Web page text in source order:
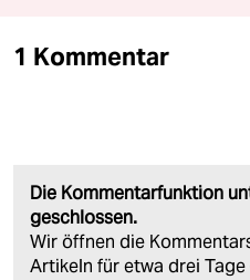
1 Kommentar
Die Kommentarfunktion
geschlossen.
Wir öffnen die
Artikeln für etwa drei Tage